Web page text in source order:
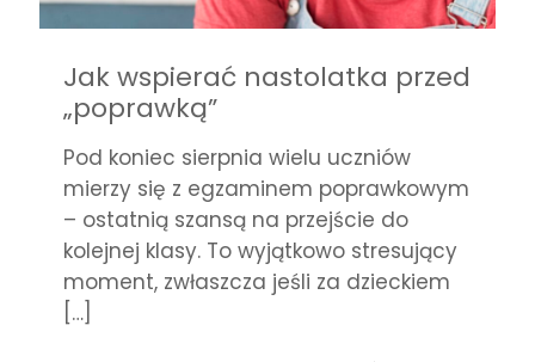
Jak wspierać nastolatka przed
„poprawką”
Pod koniec sierpnia wielu uczniów
mierzy się z egzaminem poprawkowym
– ostatnią szansą na przejście do
kolejnej klasy. To wyjątkowo stresujący
moment, zwłaszcza jeśli za dzieckiem
[…]